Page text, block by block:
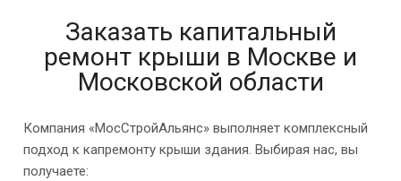
Заказать капитальный
ремонт крыши в Москве и
Московской области
Компания «МосСтройАльянс» выполняет комплексный
подход к капремонту крыши здания. Выбирая нас, вы
получаете: